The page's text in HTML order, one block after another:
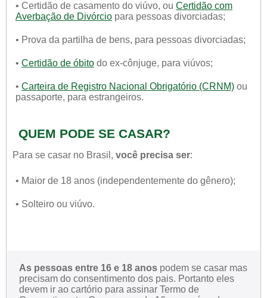
• Certidão de casamento do viúvo, ou Certidão com
Averbação de Divórcio para pessoas divorciadas;
• Prova da partilha de bens, para pessoas divorciadas;
• Certidão de óbito do ex-cônjuge, para viúvos;
• Carteira de Registro Nacional Obrigatório (CRNM) ou
passaporte, para estrangeiros.
QUEM PODE SE CASAR?
Para se casar no Brasil, você precisa ser:
• Maior de 18 anos (independentemente do gênero);
• Solteiro ou viúvo.
As pessoas entre 16 e 18 anos podem se casar mas
precisam do consentimento dos pais. Portanto eles
devem ir ao cartório para assinar Termo de